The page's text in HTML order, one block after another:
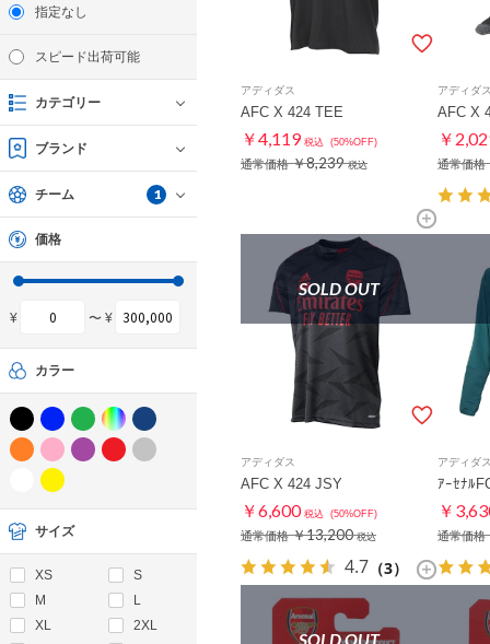
指定なし
スピード出荷可能
カテゴリー
ブランド
チーム 1
価格
¥ 〜 ¥
カラー
サイズ
XS
S
M
L
XL
2XL
アディダス
AFC X 424 TEE
￥4,119 税込 (50%OFF)
通常価格￥8,239 税込
アディダ
AFC X
￥
通常価格
SOLD OUT
アディダス
AFC X 424 JSY
￥6,600 税込 (50%OFF)
通常価格￥13,200 税込
4.7 （3）
アディダ
ｱｰｾﾅﾙ
￥
通常価格
SOLD OUT